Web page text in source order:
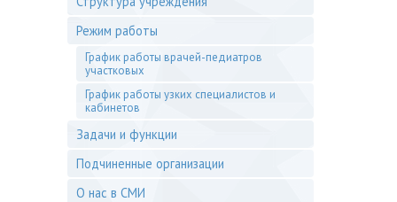
Режим работы
График работы врачей-педиатров
участковых
График работы узких специалистов и
кабинетов
Задачи и функции
Подчиненные организации
О нас в СМИ